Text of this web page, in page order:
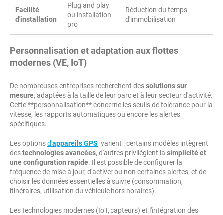
Facilité
d'installation
Plug and play
ou installation
pro
Réduction du temps
d'immobilisation
Personnalisation et adaptation aux flottes
modernes (VE, IoT)
De nombreuses entreprises recherchent dessolutions sur
mesure, adaptées à la taille de leur parc et à leur secteur d'activité.
Cette **personnalisation** concerne les seuils de tolérance pour la
vitesse, les rapports automatiques ou encore les alertes
spécifiques.
Les optionsd'appareils GPS varient : certains modèles intègrent
destechnologies avancées, d'autres privilégient la simplicité et
une configuration rapide. Il est possible de configurer la
fréquence de mise à jour, d'activer ou non certaines alertes, et de
choisir les données essentielles à suivre (consommation,
itinéraires, utilisation du véhicule hors horaires).
Les technologies modernes (IoT, capteurs) et l'intégration des